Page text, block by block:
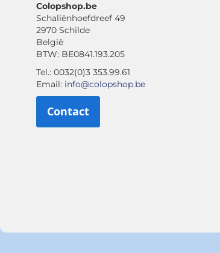
Colopshop.be
Schaliënhoefdreef 49
2970 Schilde
België
BTW: BE0841.193.205
Tel.: 0032(0)3 353.99.61
Email: info@colopshop.be
Contact